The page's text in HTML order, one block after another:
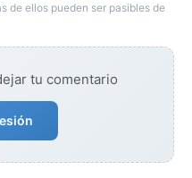
de ellos pueden ser pasibles de
tu comentario